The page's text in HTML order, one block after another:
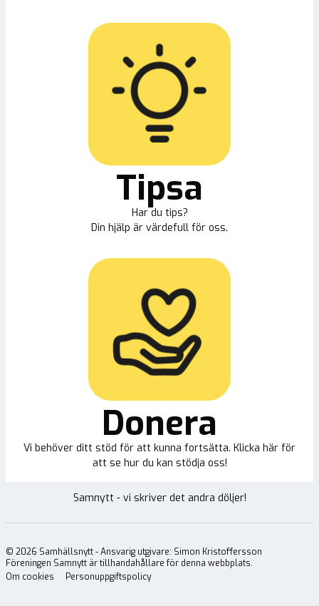
Tipsa
Har du tips?
Din hjälp är värdefull för oss.
Donera
Vi behöver ditt stöd för att kunna fortsätta. Klicka här för
att se hur du kan stödja oss!
Samnytt - vi skriver det andra döljer!
© 2026 Samhällsnytt - Ansvarig utgivare: Simon Kristoffersson
Föreningen Samnytt är tillhandahållare för denna webbplats.
Om cookies
Personuppgiftspolicy